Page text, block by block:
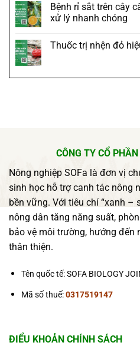
Bệnh rỉ sắt trên cây
xử lý nhanh chóng
Thuốc trị nhện đỏ
CÔNG TY CỔ
Nông nghiệp SOFa là đơn vị
sinh học hỗ trợ canh tác nông
bền vững. Với tiêu chí “xanh –
nông dân tăng năng suất,
bảo vệ môi trường, hướng đến
thân thiện.
Tên quốc tế: SOFA BIOLOGY
Mã số thuế:0317519147
ĐIỂU KHOẢN CHÍNH SÁCH